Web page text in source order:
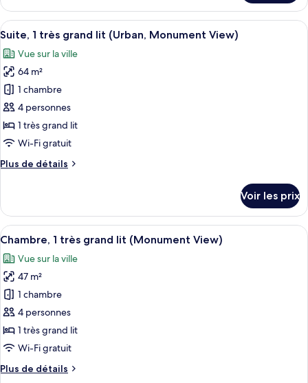
grand
lit
(Urban)
le
type
de
Suite,
très
grand
lit
(Urban)
Afficher
toutes
les
photos
pour
ce
type
de
chambre :
Suite,
grand
lit
(Urban,
Monument
View)
Une chambre d’hôtel moderne avec
6
Suite, 1 très grand lit (Urban, Monument View)
Vue sur la ville
64 m²
1 chambre
4 personnes
1 très grand lit
Wi-Fi gratuit
Plus de détails
Plus
le
type
de
Suite,
très
grand
lit
(Urban,
Monument
View)
Voir les prix
Afficher
toutes
les
photos
pour
ce
type
de
chambre :
Chambre,
Une chambre d’hôtel avec un grand
7
Chambre, 1 très grand lit (Monument View)
Vue sur la ville
47 m²
1 chambre
4 personnes
1 très grand lit
Wi-Fi gratuit
Plus de détails
Plus